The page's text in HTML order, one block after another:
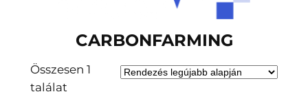
CARBONFARMING
Összesen 1
találat